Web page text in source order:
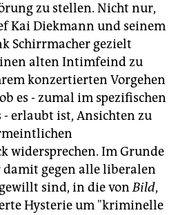
zu stellen. Nicht nur,
Kai Diekmann und seinem
Schirrmacher gezielt
alten Intimfeind zu
konzertierten Vorgehen
es - zumal im spezifischen
- erlaubt ist, Ansichten zu
widersprechen. Im Grunde
gegen alle liberalen
sind, in die vonBild,
Hysterie um "kriminelle